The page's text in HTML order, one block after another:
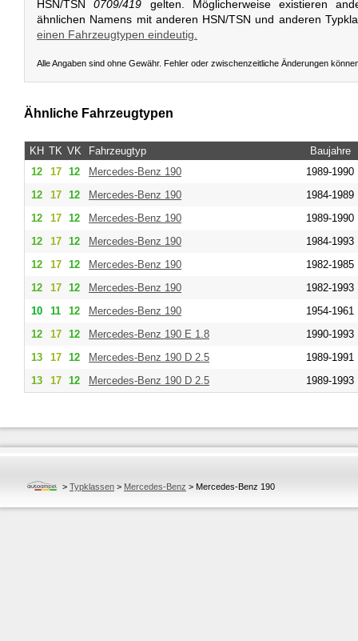
HSN/TSN0709/419 gelten. Möglicherweise existieren
ähnlichen Namens mit anderen HSN/TSN und anderen
einen Fahrzeugtypen eindeutig.
Alle Angaben sind ohne Gewähr. Fehler oder zwischenzeitliche Änderungen
Ähnliche Fahrzeugtypen
KH TK VK Fahrzeugtyp
Baujahre
12
17 12 Mercedes-Benz 190
1989-1990
12
17 12 Mercedes-Benz 190
1984-1989
12
17 12 Mercedes-Benz 190
1989-1990
12
17 12 Mercedes-Benz 190
1984-1993
12
17 12 Mercedes-Benz 190
1982-1985
12
17 12 Mercedes-Benz 190
1982-1993
10
11 12 Mercedes-Benz 190
1954-1961
12
17 12 Mercedes-Benz 190 E 1.8
1990-1993
13
17 12 Mercedes-Benz 190 D 2.5
1989-1991
13
17 12 Mercedes-Benz 190 D 2.5 1989-1993
> Typklassen > Mercedes-Benz > Mercedes-Benz 190